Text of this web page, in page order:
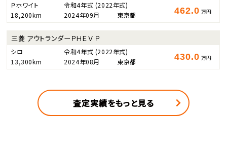
Ｐホワイト 令和4年式 (2022年式)
18,200km
2024年09月 東京都 462.0 万円
三菱 アウトランダーＰＨＥＶ Ｐ
シロ 令和4年式 (2022年式)
13,300km
2024年08月 東京都 430.0 万円
査定実績をもっと見る